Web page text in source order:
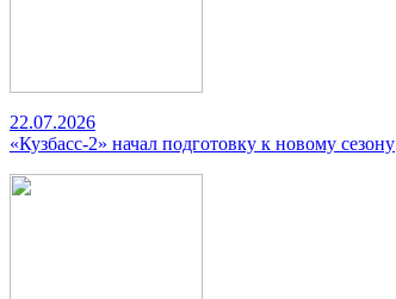
22.07.2026
«Кузбасс-2» начал подготовку к новому сезону